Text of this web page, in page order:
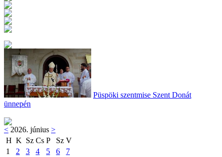
Püspöki szentmise Szent Donát
ünnepén
< 2026. június >
H K Sz Cs P Sz V
1
2 3 4 5 6
7